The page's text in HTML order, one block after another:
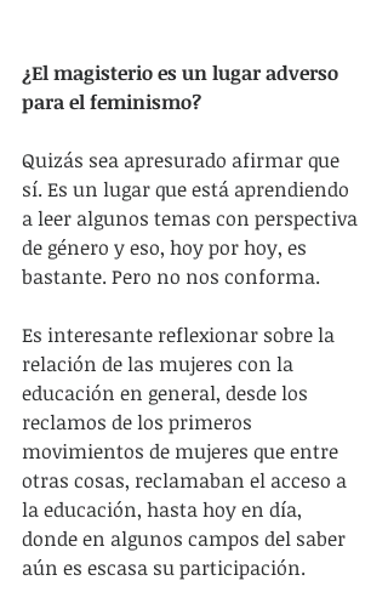
¿El magisterio es un lugar adverso
para el feminismo?
Quizás sea apresurado afirmar que
sí. Es un lugar que está aprendiendo
a leer algunos temas con perspectiva
de género y eso, hoy por hoy, es
bastante. Pero no nos conforma.
Es interesante reflexionar sobre la
relación de las mujeres con la
educación en general, desde los
reclamos de los primeros
movimientos de mujeres que entre
otras cosas, reclamaban el acceso a
la educación, hasta hoy en día,
donde en algunos campos del saber
aún es escasa su participación.